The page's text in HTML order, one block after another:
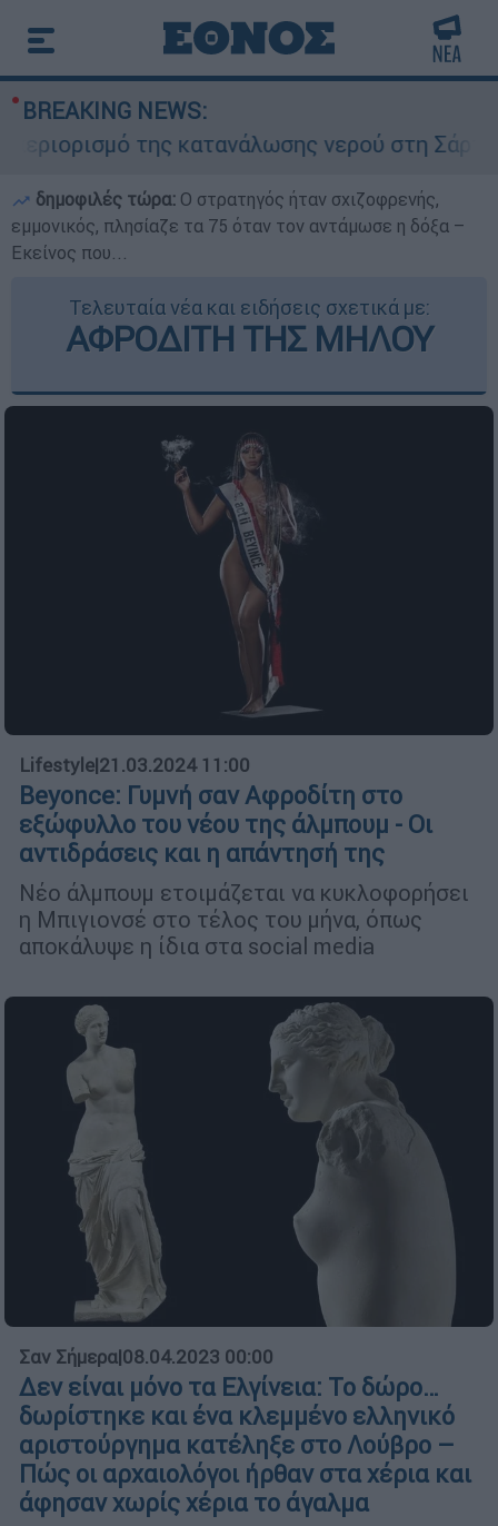
BREAKING NEWS:
της κατανάλωσης νερού στη Σάρτη
δημοφιλές τώρα: O στρατηγός ήταν σχιζοφρενής,
εμμονικός, πλησίαζε τα 75 όταν τον αντάμωσε η δόξα –
Εκείνος που...
Τελευταία νέα και ειδήσεις σχετικά με:
ΑΦΡΟΔΙΤΗ ΤΗΣ ΜΗΛΟΥ
Lifestyle|21.03.2024 11:00
Beyonce: Γυμνή σαν Αφροδίτη στο
εξώφυλλο του νέου της άλμπουμ - Οι
αντιδράσεις και η απάντησή της
Νέο άλμπουμ ετοιμάζεται να κυκλοφορήσει
η Μπιγιονσέ στο τέλος του μήνα, όπως
αποκάλυψε η ίδια στα social media
Σαν Σήμερα|08.04.2023 00:00
Δεν είναι μόνο τα Ελγίνεια: Το δώρο…
δωρίστηκε και ένα κλεμμένο ελληνικό
αριστούργημα κατέληξε στο Λούβρο –
Πώς οι αρχαιολόγοι ήρθαν στα χέρια και
άφησαν χωρίς χέρια το άγαλμα